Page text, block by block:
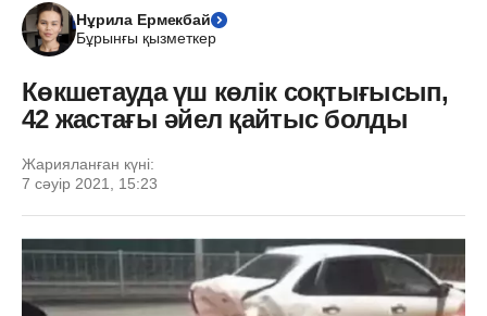
Нұрила Ермекбай
Бұрынғы қызметкер
Көкшетауда үш көлік соқтығысып,
42 жастағы әйел қайтыс болды
Жарияланған күні:
7 сәуір 2021, 15:23